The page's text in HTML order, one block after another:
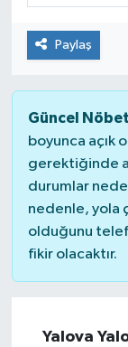
Paylaş
Güncel
boyunca açık
gerektiğinde
durumlar
nedenle, yola
olduğunu
fikir olacaktır.
Yalova